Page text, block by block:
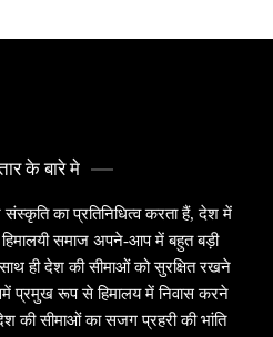
के बारे मे
संस्कृति का प्रतिनिधित्व करता हैं, देश में
समाज अपने-आप में बहुत बड़ी
ही देश की सीमाओं को सुरक्षित रखने
प्रमुख रूप से हिमालय में निवास करने
की सीमाओं का सजग प्रहरी की भांति